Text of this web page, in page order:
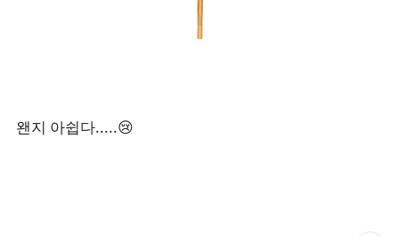
왠지 아쉽다.....😢